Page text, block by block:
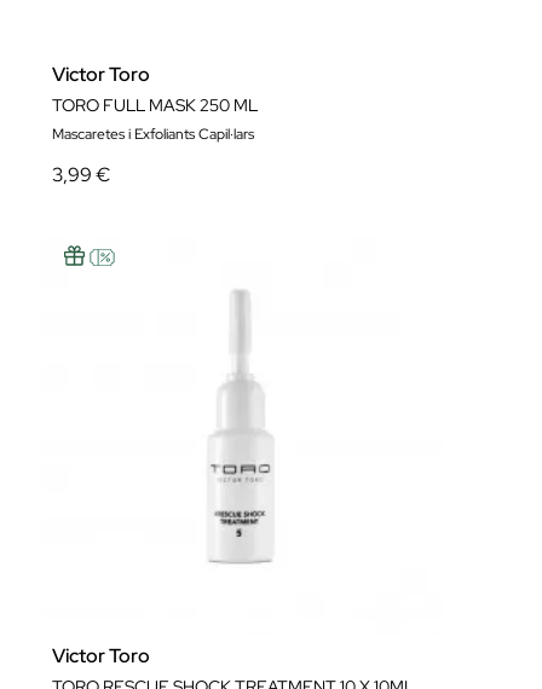
Victor Toro
TORO FULL MASK 250 ML
Mascaretes i Exfoliants Capil·lars
3,99 €
Victor Toro